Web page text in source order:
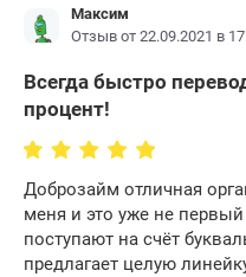
Максим
Отзыв от 22.09.2021 в
Всегда быстро
процент!
Доброзайм отличная
меня и это уже не
поступают на счёт
предлагает целую